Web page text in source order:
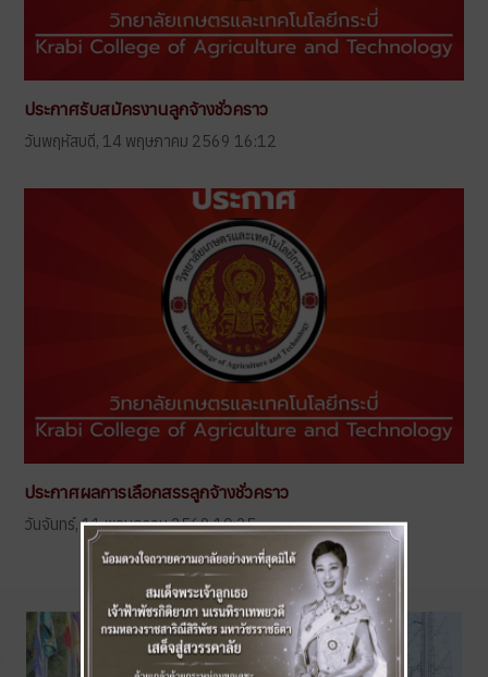
ประกาศรับสมัครงานลูกจ้างชั่วคราว
วันพฤหัสบดี, 14 พฤษภาคม 2569 16:12
ประกาศผลการเลือกสรรลูกจ้างชั่วคราว
วันจันทร์, 11 พฤษภาคม 2569 10:25